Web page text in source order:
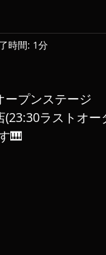
ト おすすめビール
時間: 1分
ープンステージ
ラストオー
🎹